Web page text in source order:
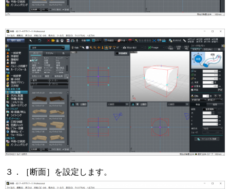
３．［断面］を設定します。